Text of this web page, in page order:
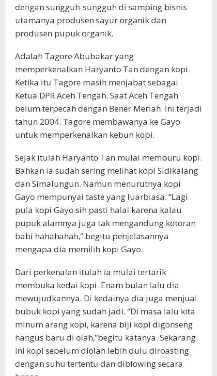
dengan sungguh-sungguh di samping bisnis
utamanya produsen sayur organik dan
produsen pupuk organik.
Adalah Tagore Abubakar yang
memperkenalkan Haryanto Tan dengan kopi.
Ketika itu Tagore masih menjabat sebagai
Ketua DPR Aceh Tengah. Saat Aceh Tengah
belum terpecah dengan Bener Meriah. Ini terjadi
tahun 2004. Tagore membawanya ke Gayo
untuk memperkenalkan kebun kopi.
Sejak itulah Haryanto Tan mulai memburu kopi.
Bahkan ia sudah sering melihat kopi Sidikalang
dan Simalungun. Namun menurutnya kopi
Gayo mempunyai taste yang luarbiasa. “Lagi
pula kopi Gayo sih pasti halal karena kalau
pupuk alamnya juga tak mengandung kotoran
babi hahahahah,” begitu penjelasannya
mengapa dia memilih kopi Gayo.
Dari perkenalan itulah ia mulai tertarik
membuka kedai kopi. Enam bulan lalu dia
mewujudkannya. Di kedainya dia juga menjual
bubuk kopi yang sudah jadi. “Di masa lalu kita
minum arang kopi, karena biji kopi digonseng
hangus baru di olah,”begitu katanya. Sekarang
ini kopi sebelum diolah lebih dulu diroasting
dengan suhu tertentu dan diblowing secara